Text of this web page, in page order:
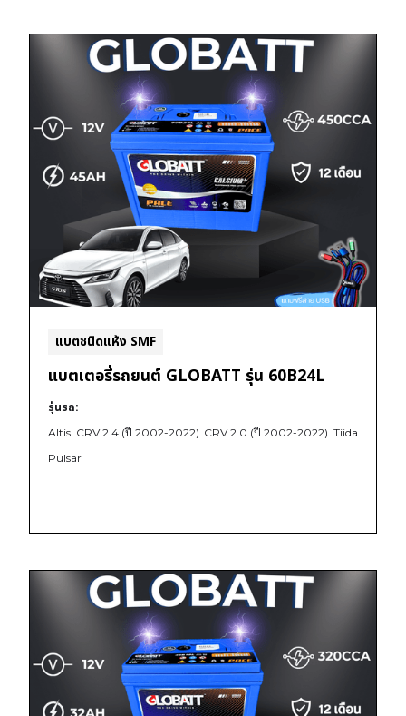
แบตชนิดแห้ง SMF
แบตเตอรี่รถยนต์ GLOBATT รุ่น 60B24L
รุ่นรถ:
Altis CRV 2.4 (ปี 2002-2022) CRV 2.0 (ปี 2002-2022) Tiida
Pulsar